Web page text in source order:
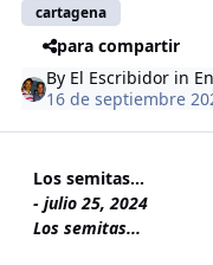
cartagena
para compartir
By El Escribidor in
16 de septiembre
Los semitas...
- julio 25, 2024
Los semitas...